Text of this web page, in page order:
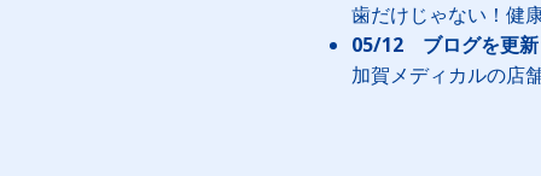
歯だけじゃない！健
05/12 ブログを更新
加賀メディカルの店